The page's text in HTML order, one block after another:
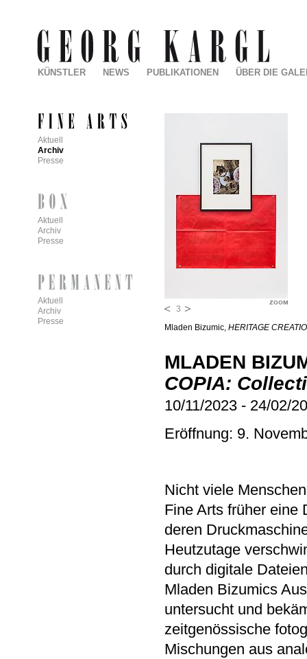
3
Mladen Bizumic, HERITAGE
MLADEN
COPIA:
10/11/2023 - 24/02/
Eröffnung: 9.
Nicht viele
Fine Arts früher eine
deren
Heutzutage
durch digitale
Mladen Bizumics
untersucht und
zeitgenössische
Mischungen aus
KÜNSTLER NEWS PUBLIKATIONEN ÜBER DIE
Aktuell
Archiv
Presse
Aktuell
Archiv
Presse
Aktuell
Archiv
Presse